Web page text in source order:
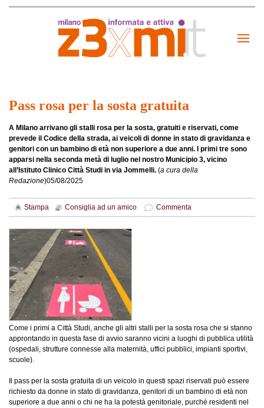
Pass rosa per la sosta gratuita
A Milano arrivano gli stalli rosa per la sosta, gratuiti e riservati, come
prevede il Codice della strada, ai veicoli di donne in stato di gravidanza e
genitori con un bambino di età non superiore a due anni. I primi tre sono
apparsi nella seconda metà di luglio nel nostro Municipio 3, vicino
all’Istituto Clinico Città Studi in via Jommelli. (a cura della
Redazione)05/08/2025
Stampa Consiglia ad un amico Commenta
Come i primi a Città Studi, anche gli altri stalli per la sosta rosa che si stanno
approntando in questa fase di avvio saranno vicini a luoghi di pubblica utilità
(ospedali, strutture connesse alla maternità, uffici pubblici, impianti sportivi,
scuole).
Il pass per la sosta gratuita di un veicolo in questi spazi riservati può essere
richiesto da donne in stato di gravidanza, genitori di un bambino di età non
superiore a due anni o chi ne ha la potestà genitoriale, purché residenti nel